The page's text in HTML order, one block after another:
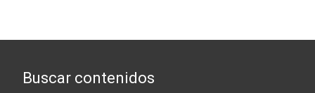
Buscar contenidos